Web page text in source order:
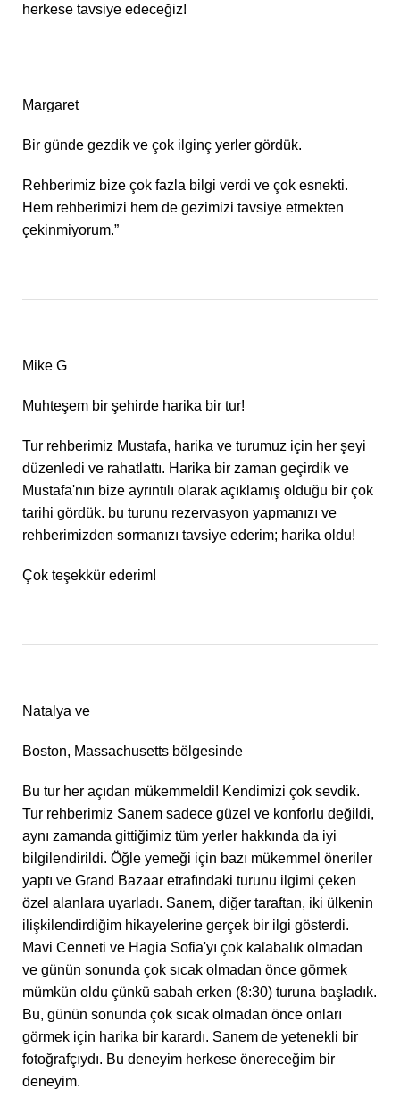
herkese tavsiye edeceğiz!
Margaret
Bir günde gezdik ve çok ilginç yerler gördük.
Rehberimiz bize çok fazla bilgi verdi ve çok esnekti.
Hem rehberimizi hem de gezimizi tavsiye etmekten
çekinmiyorum.”
Mike G
Muhteşem bir şehirde harika bir tur!
Tur rehberimiz Mustafa, harika ve turumuz için her şeyi
düzenledi ve rahatlattı. Harika bir zaman geçirdik ve
Mustafa'nın bize ayrıntılı olarak açıklamış olduğu bir çok
tarihi gördük. bu turunu rezervasyon yapmanızı ve
rehberimizden sormanızı tavsiye ederim; harika oldu!
Çok teşekkür ederim!
Natalya ve
Boston, Massachusetts bölgesinde
Bu tur her açıdan mükemmeldi! Kendimizi çok sevdik.
Tur rehberimiz Sanem sadece güzel ve konforlu değildi,
aynı zamanda gittiğimiz tüm yerler hakkında da iyi
bilgilendirildi. Öğle yemeği için bazı mükemmel öneriler
yaptı ve Grand Bazaar etrafındaki turunu ilgimi çeken
özel alanlara uyarladı. Sanem, diğer taraftan, iki ülkenin
ilişkilendirdiğim hikayelerine gerçek bir ilgi gösterdi.
Mavi Cenneti ve Hagia Sofia'yı çok kalabalık olmadan
ve günün sonunda çok sıcak olmadan önce görmek
mümkün oldu çünkü sabah erken (8:30) turuna başladık.
Bu, günün sonunda çok sıcak olmadan önce onları
görmek için harika bir karardı. Sanem de yetenekli bir
fotoğrafçıydı. Bu deneyim herkese önereceğim bir
deneyim.